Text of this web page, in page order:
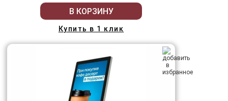
В КОРЗИНУ
Купить в 1 клик